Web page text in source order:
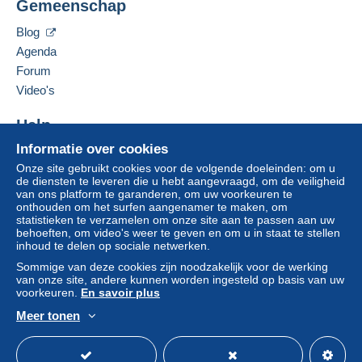
Leveringsmethode
Betaling via:
Brief (normaal/klein formaat)
€ 2,40
Aangetekende brief (groot formaat/grote brief) +
verzekering (follow-up)
€ 8,50
leveringsinformatie, moet u lid zijn
en inloggen.
Aanmel
den
Inschrij
ven
MOLTKESTRASSE 19/1
DE-73257
Deze verkoper toevoegen aan mijn favorieten
Informatie over cookies
Onze site gebruikt cookies voor de volgende doeleinden: om u
de diensten te leveren die u hebt aangevraagd, om de veiligheid
van ons platform te garanderen, om uw voorkeuren te
onthouden om het surfen aangenamer te maken, om
statistieken te verzamelen om onze site aan te passen aan uw
behoeften, om video's weer te geven en om u in staat te stellen
inhoud te delen op sociale netwerken.
Sommige van deze cookies zijn noodzakelijk voor de werking
van onze site, andere kunnen worden ingesteld op basis van uw
voorkeuren. En savoir plus
Meer tonen
Gemeenschap
Blog
Agenda
Forum
Video's
Help
Hulpcentrum
Kopen op Delcampe
Verkopen op Delcampe
Een beveiligde website